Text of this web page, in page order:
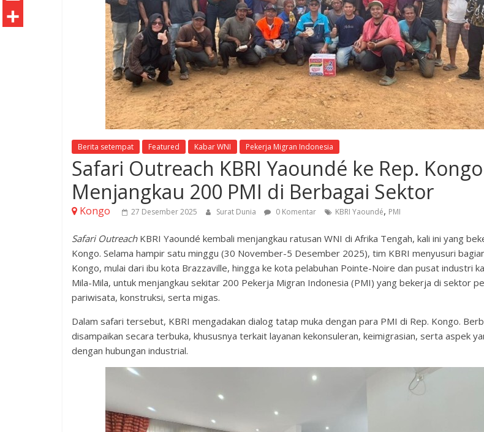
Berita setempat Featured Kabar WNI Pekerja Migran Indonesia
Safari Outreach KBRI Yaoundé ke Rep. Kongo
Menjangkau 200 PMI di Berbagai Sektor
Kongo 27 Desember 2025 Surat Dunia 0 Komentar KBRI Yaoundé, PMI
Safari OutreachKBRI Yaoundé kembali menjangkau ratusan WNI di Afrika Tengah, kali ini yang
Kongo. Selama hampir satu minggu (30 November-5 Desember 2025), tim KBRI menyusuri
Kongo, mulai dari ibu kota Brazzaville, hingga ke kota pelabuhan Pointe-Noire dan pusat industri
Mila-Mila, untuk menjangkau sekitar 200 Pekerja Migran Indonesia (PMI) yang bekerja di sektor
pariwisata, konstruksi, serta migas.
Dalam safari tersebut, KBRI mengadakan dialog tatap muka dengan para PMI di Rep. Kongo.
disampaikan secara terbuka, khususnya terkait layanan kekonsuleran, keimigrasian, serta aspek
dengan hubungan industrial.
oknhE